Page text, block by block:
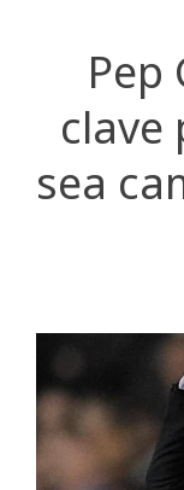
Pep
clave
sea